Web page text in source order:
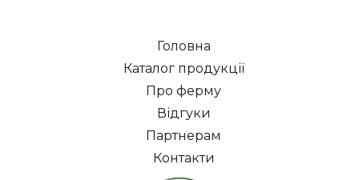
Головна
Каталог продукції
Про ферму
Відгуки
Партнерам
Контакти